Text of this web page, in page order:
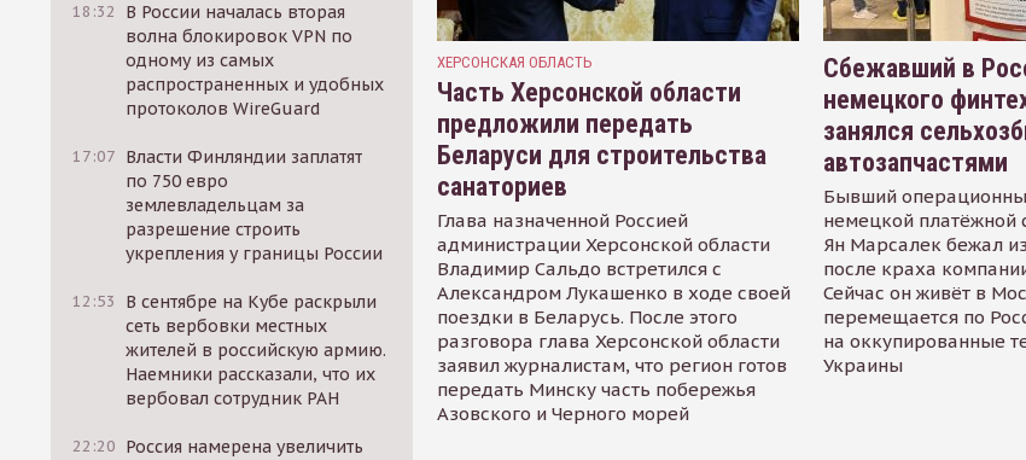
18:32
В России началась вторая
волна блокировок VPN по
одному из самых
распространенных и удобных
протоколов WireGuard
17:07 Власти Финляндии заплатят
по 750 евро
землевладельцам за
разрешение строить
укрепления у границы России
12:53
В сентябре на Кубе раскрыли
сеть вербовки местных
жителей в российскую армию.
Наемники рассказали, что их
вербовал сотрудник РАН
22:20 Россия намерена увеличить
ХЕРСОНСКАЯ ОБЛАСТЬ
Часть Херсонской области
предложили передать
Беларуси для строительства
санаториев
Глава назначенной Россией
администрации Херсонской области
Владимир Сальдо встретился с
Александром Лукашенко в ходе своей
поездки в Беларусь. После этого
разговора глава Херсонской области
заявил журналистам, что регион готов
передать Минску часть побережья
Азовского и Черного морей
Сбежавший в
немецкого
занялся
автозапчастями
Бывший
немецкой платёжной
Ян Марсалек бежал
после краха
Сейчас он живёт в
перемещается по
на оккупированные
Украины